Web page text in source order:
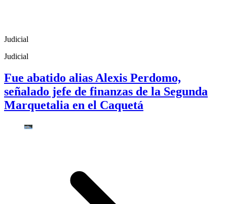
Judicial
Judicial
Fue abatido alias Alexis Perdomo,
señalado jefe de finanzas de la Segunda
Marquetalia en el Caquetá